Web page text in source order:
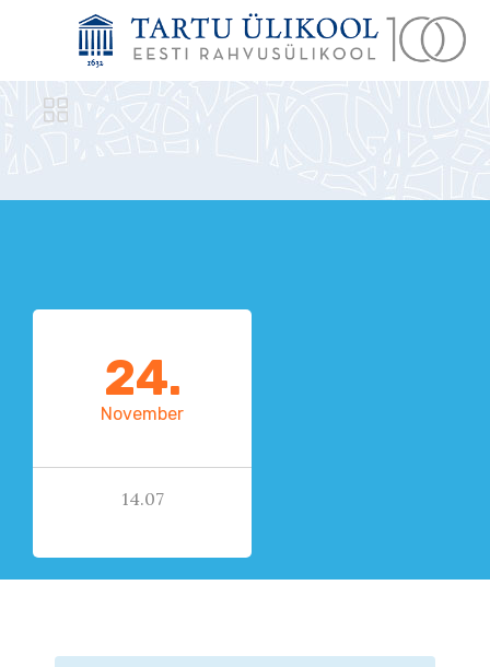

24.
November
14.07